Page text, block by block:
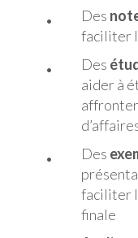
Des
faciliter
Des
aider à
Des
faciliter
finale